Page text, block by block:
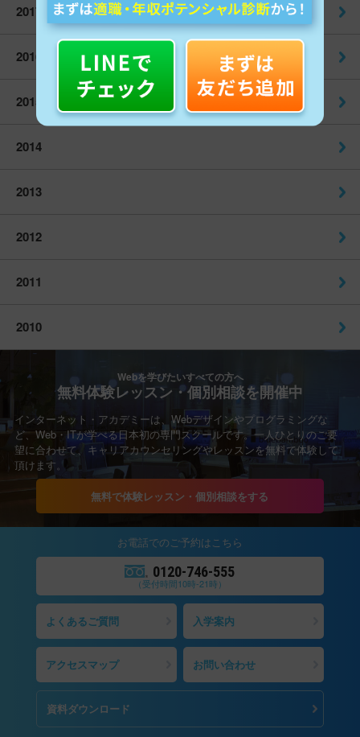
2017
2016
2015
2014
2013
2012
2011
2010
Webを学びたいすべての方へ
無料体験レッスン・個別相談を開催中
インターネット・アカデミーは、Webデザインやプログラミングな
ど、Web・ITが学べる日本初の専門スクールです。一人ひとりのご要
望に合わせて、キャリアカウンセリングやレッスンを無料で体験して
頂けます。
無料で体験レッスン・個別相談をする
お電話でのご予約はこちら
0120-746-555
（受付時間10時-21時）
よくあるご質問 入学案内
アクセスマップ お問い合わせ
資料ダウンロード